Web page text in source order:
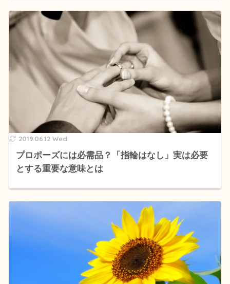
2019.06.12 Wed
プロポーズには必需品？「指輪はなし」実は必要
とする重要な意味とは